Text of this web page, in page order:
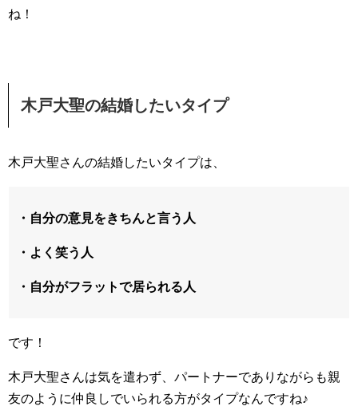
ね！
木戸大聖の結婚したいタイプ
木戸大聖さんの結婚したいタイプは、
・自分の意見をきちんと言う人
・よく笑う人
・自分がフラットで居られる人
です！
木戸大聖さんは気を遣わず、パートナーでありながらも親
友のように仲良しでいられる方がタイプなんですね♪